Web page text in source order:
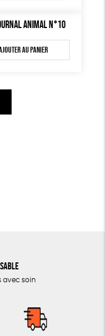
ANIMAL N°10
au panier
avec soin